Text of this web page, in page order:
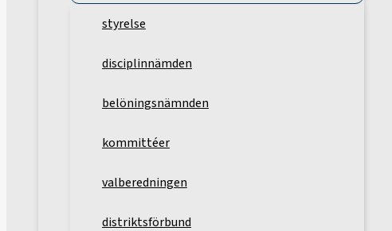
styrelse
disciplinnämden
belöningsnämnden
kommittéer
valberedningen
distriktsförbund